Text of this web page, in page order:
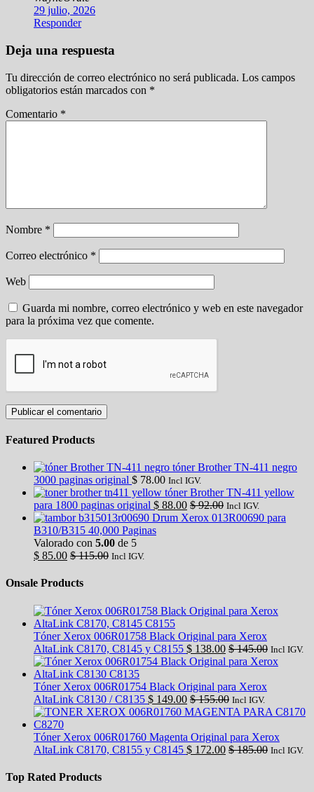
29 julio, 2026
Responder
Deja una respuesta
Tu dirección de correo electrónico no será publicada. Los campos
obligatorios están marcados con *
Comentario *
Nombre *
Correo electrónico *
Web
Guarda mi nombre, correo electrónico y web en este navegador
para la próxima vez que comente.
Featured Products
tóner Brother TN-411 negro
3000 paginas original $ 78.00 Incl IGV.
tóner Brother TN-411 yellow
para 1800 paginas original $ 88.00 $92.00 Incl IGV.
Drum Xerox 013R00690 para
B310/B315 40,000 Paginas
Valorado con 5.00 de 5
$ 85.00 $115.00 Incl IGV.
Onsale Products
Tóner Xerox 006R01758 Black Original para Xerox
AltaLink C8170, C8145 y C8155 $ 138.00 $145.00 Incl IGV.
Tóner Xerox 006R01754 Black Original para Xerox
AltaLink C8130 / C8135 $ 149.00 $155.00 Incl IGV.
Tóner Xerox 006R01760 Magenta Original para Xerox
AltaLink C8170, C8155 y C8145 $ 172.00 $185.00 Incl IGV.
Top Rated Products